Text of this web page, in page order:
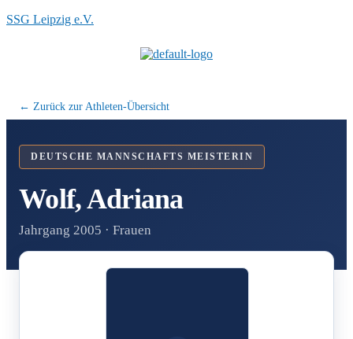
SSG Leipzig e.V.
← Zurück zur Athleten-Übersicht
DEUTSCHE MANNSCHAFTS MEISTERIN
Wolf, Adriana
Jahrgang 2005 · Frauen